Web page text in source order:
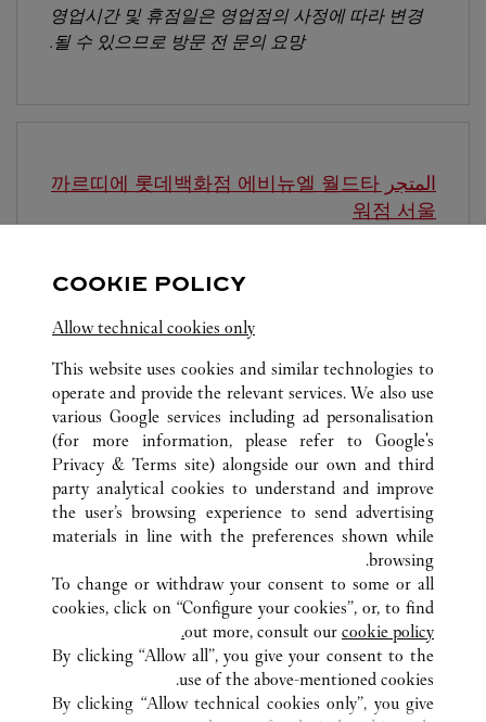
영업시간 및 휴점일은 영업점의 사정에 따라 변경
될 수 있으므로 방문 전 문의 요망.
المتجر 까르띠에 롯데백화점 에비뉴엘 월드타
워점 서울
영업시간 및 휴점일은 영업점의 사정에 따라 변경
될 수 있으므로 방문 전 문의 요망.
كافة مواقع كارتييه كوريا الجنوبية 서울
강남구 테헤란로 517
خدمة العملاء
الاتصال بنا
شركتنا
وظائف
COOKIE POLICY
Allow technical cookies only
This website uses cookies and similar technologies to
operate and provide the relevant services. We also use
various Google services including ad personalisation
(for more information, please refer to Google's
Privacy & Terms site) alongside our own and third
party analytical cookies to understand and improve
the user’s browsing experience to send advertising
materials in line with the preferences shown while
browsing.
To change or withdraw your consent to some or all
cookies, click on “Configure your cookies”, or, to find
out more, consult our cookie policy.
By clicking “Allow all”, you give your consent to the
use of the above-mentioned cookies.
By clicking “Allow technical cookies only”, you give